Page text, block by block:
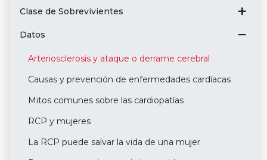
Clase de Sobrevivientes
Datos
Arteriosclerosis y ataque o derrame cerebral
Causas y prevención de enfermedades cardíacas
Mitos comunes sobre las cardiopatías
RCP y mujeres
La RCP puede salvar la vida de una mujer